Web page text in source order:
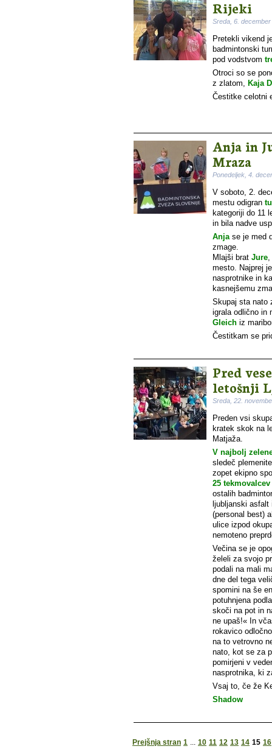
Rijeki
Sreda, 6. december
Pretekli vikend
badmintonski
pod vodstvom
Otroci so se
z zlatom, Kaja
Čestitke celotni
Anja in
Mraza
Ponedeljek, 4.
V soboto, 2.
mestu odigran
kategoriji do 11
in bila nadve
Anjase je med
zmage.
Mlajši brat Jure,
mesto. Najprej
nasprotnike in
kasnejšemu
Skupaj sta nato
igrala odlično in
Gleich iz
Čestitkam se
Pred
letošnji
Sreda, 22.
Preden vsi
kratek skok na
Matjaža.
V najbolj
sledeč
zopet ekipno
25
ostalih
ljubljanski
(personal best)
ulice izpod
nemoteno
Večina se je
želeli za svojo
podali na mali
dne del tega
spomini na še
potuhnjena
skoči na pot in
ne upaš!« In
rokavico
na to vetrovno
nato, kot se za
pomirjeni v
nasprotnika, ki
Vsaj to, če že
Shadow
Prejšnja stran 1 ... 10 11 12 13 14 15 16